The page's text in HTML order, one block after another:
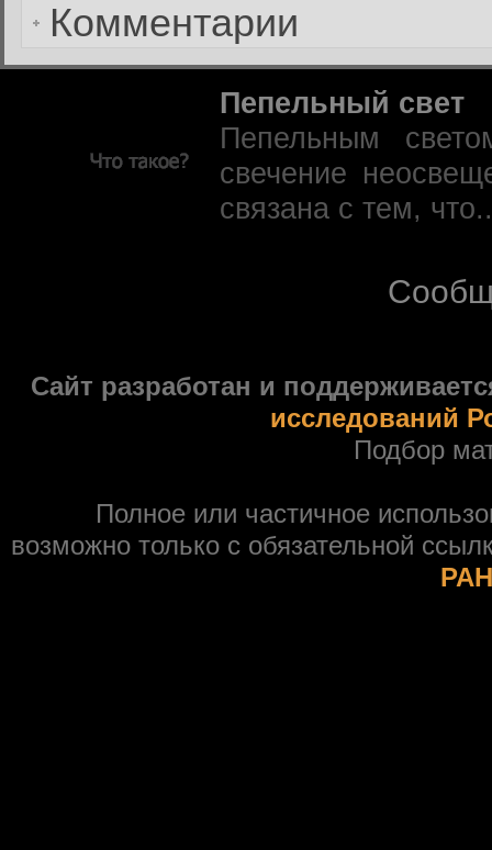
Комментарии
Пепельный свет
Пепельным
свечение
связана с тем,
Сайт разработан и
исследований
Подбор
Полное или частичное
возможно только с обязательной